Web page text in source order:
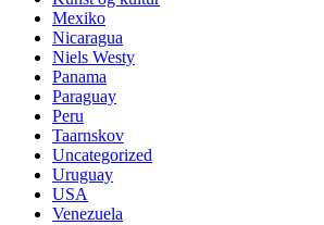
Mexiko
Nicaragua
Niels Westy
Panama
Paraguay
Peru
Taarnskov
Uncategorized
Uruguay
USA
Venezuela